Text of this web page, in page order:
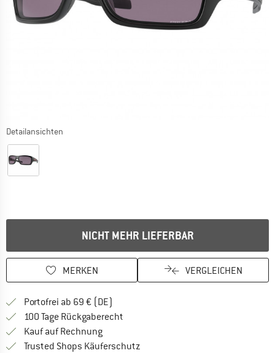
Detailansichten
NICHT MEHR LIEFERBAR
MERKEN VERGLEICHEN
Portofrei ab 69 € (DE)
100 Tage Rückgaberecht
Kauf auf RechnungFinde die Zahlungs-Infos hier! Öffnet
Trusted Shops Käuferschutz